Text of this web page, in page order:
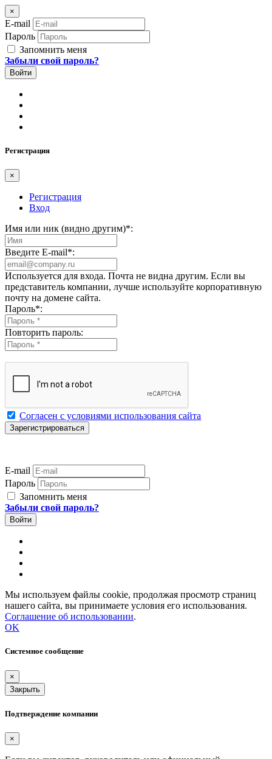
×
E-mail
Пароль
Запомнить меня
Забыли свой пароль?
Регистрация
×
Регистрация
Вход
Имя или ник (видно другим)*:
Введите E-mail*:
Используется для входа. Почта не видна другим. Если вы
представитель компании, лучше используйте корпоративную
почту на домене сайта.
Пароль*:
Повторить пароль:
Согласен с условиями использования сайта
E-mail
Пароль
Запомнить меня
Забыли свой пароль?
Мы используем файлы cookie, продолжая просмотр страниц
нашего сайта, вы принимаете условия его использования.
Соглашение об использовании.
OK
Системное сообщение
×
Закрыть
Подтверждение компании
×